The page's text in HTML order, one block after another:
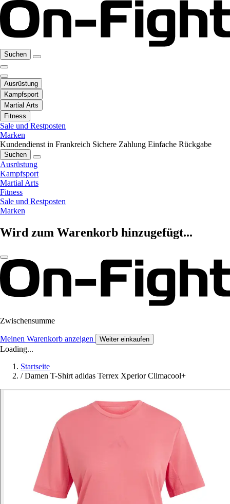
Suchen
Ausrüstung
Kampfsport
Martial Arts
Fitness
Sale und Restposten
Marken
Kundendienst in Frankreich Sichere Zahlung Einfache Rückgabe
Suchen
Ausrüstung
Kampfsport
Martial Arts
Fitness
Sale und Restposten
Marken
Wird zum Warenkorb hinzugefügt...
Zwischensumme
Meinen Warenkorb anzeigen Weiter einkaufen
Loading...
Startseite
/ Damen T-Shirt adidas Terrex Xperior Climacool+